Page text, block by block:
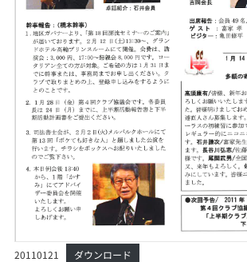
20110121 ダウンロード